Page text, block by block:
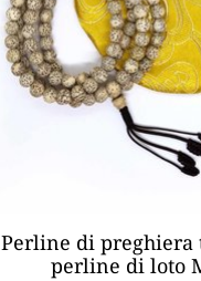
Perline di preghiera
perline di loto